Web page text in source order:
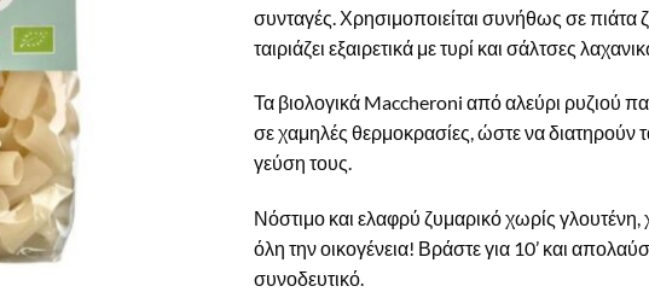
συνταγές. Χρησιμοποιείται συνήθως σε
ταιριάζει εξαιρετικά με τυρί και σάλτσες
Τα βιολογικά Maccheroni από αλεύρι ρυζιού
σε χαμηλές θερμοκρασίες, ώστε να διατηρούν
γεύση τους.
Νόστιμο και ελαφρύ ζυμαρικό χωρίς γλουτένη,
όλη την οικογένεια! Βράστε για 10’ και
συνοδευτικό.